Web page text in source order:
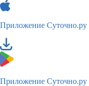
Приложение Суточно.ру
Приложение Суточно.ру